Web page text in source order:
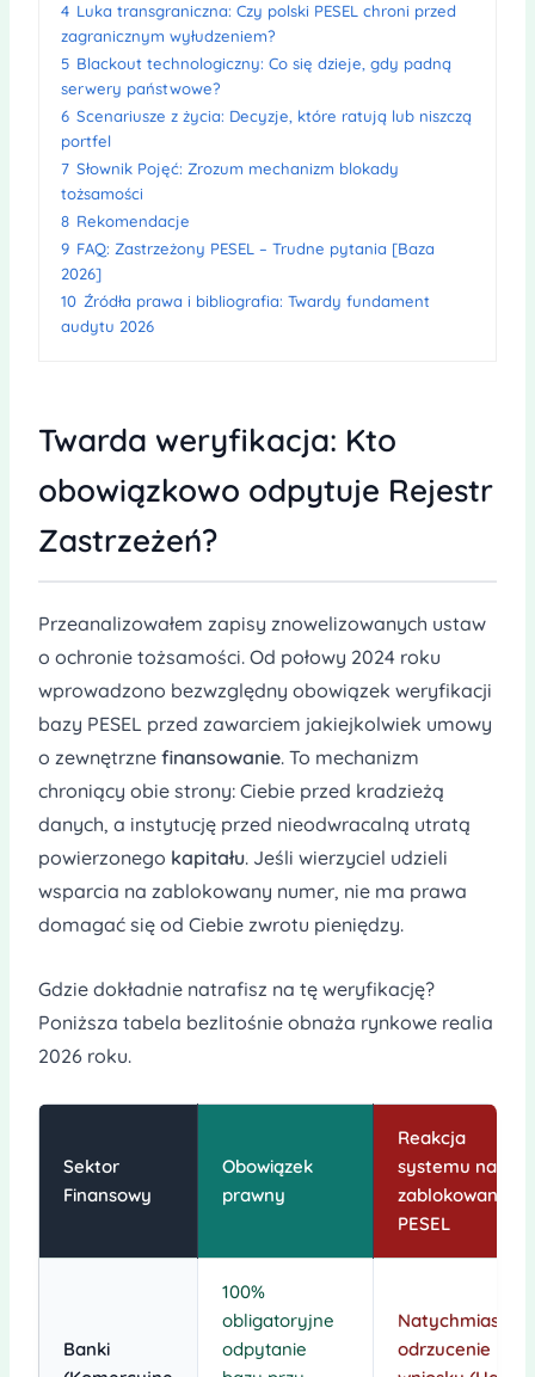
4 Luka transgraniczna: Czy polski PESEL chroni przed
zagranicznym wyłudzeniem?
5 Blackout technologiczny: Co się dzieje, gdy padną
serwery państwowe?
6 Scenariusze z życia: Decyzje, które ratują lub niszczą
portfel
7 Słownik Pojęć: Zrozum mechanizm blokady
tożsamości
8 Rekomendacje
9 FAQ: Zastrzeżony PESEL – Trudne pytania [Baza
2026]
10 Źródła prawa i bibliografia: Twardy fundament
audytu 2026
Twarda weryfikacja: Kto
obowiązkowo odpytuje Rejestr
Zastrzeżeń?
Przeanalizowałem zapisy znowelizowanych ustaw
o ochronie tożsamości. Od połowy 2024 roku
wprowadzono bezwzględny obowiązek weryfikacji
bazy PESEL przed zawarciem jakiejkolwiek umowy
o zewnętrzne finansowanie. To mechanizm
chroniący obie strony: Ciebie przed kradzieżą
danych, a instytucję przed nieodwracalną utratą
powierzonego kapitału. Jeśli wierzyciel udzieli
wsparcia na zablokowany numer, nie ma prawa
domagać się od Ciebie zwrotu pieniędzy.
Gdzie dokładnie natrafisz na tę weryfikację?
Poniższa tabela bezlitośnie obnaża rynkowe realia
2026 roku.
Sektor
Finansowy
Obowiązek
prawny
Reakcja
systemu na
zablokowany
PESEL
Banki
100%
obligatoryjne
odpytanie
odrzucenie